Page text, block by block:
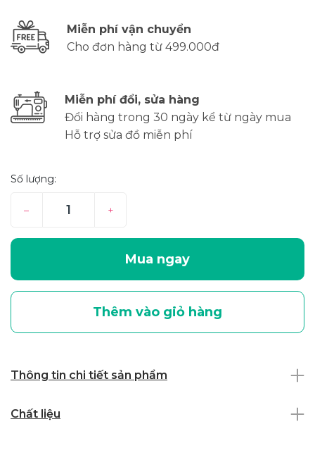
Miễn phí vận chuyển
Cho đơn hàng từ 499.000đ
Miễn phí đổi, sửa hàng
Đổi hàng trong 30 ngày kể từ ngày mua
Hỗ trợ sửa đồ miễn phí
Số lượng:
– +
Mua ngay
Thêm vào giỏ hàng
Thông tin chi tiết sản phẩm
Chất liệu